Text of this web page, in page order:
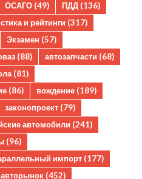
ОСАГО (49) ПДД (136)
и рейтинги (317)
Экзамен (57)
(88) автозапчасти (68)
(81)
(86) вождение (189)
законопроект (79)
автомобили (241)
(96)
импорт (177)
(452)